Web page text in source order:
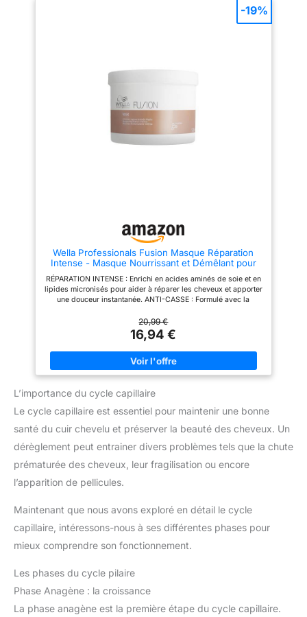
Wella Professionals Fusion Masque Réparation
Intense - Masque Nourrissant et Démêlant pour
Cheveux Secs et Abîmés - Apporte brillance et
prévient la casse, 500ml
RÉPARATION INTENSE : Enrichi en acides aminés de soie et en
lipides micronisés pour aider à réparer les cheveux et apporter
une douceur instantanée. ANTI-CASSE : Formulé avec la
la casse et les dommages mécaniques, liés aux appareils
chauffants. METAL PURIFIER: Formulé avec la technologie
Metal Purifier, il optimise la protection contre les radicaux
libres et encapsule les métaux nocifs présents dans l'eau pour
maintenir l'éclat de la couleur. ROUTINE POUR LES CHEVEUX :
Associez ce shampoing à l'après-shampoing et au masque
20,99 €
16,94 €
-19%
L’importance du cycle capillaire
Le cycle capillaire est essentiel pour maintenir une bonne
santé du cuir chevelu et préserver la beauté des cheveux. Un
dérèglement peut entrainer divers problèmes tels que la chute
prématurée des cheveux, leur fragilisation ou encore
l’apparition de pellicules.
Maintenant que nous avons exploré en détail le cycle
capillaire, intéressons-nous à ses différentes phases pour
mieux comprendre son fonctionnement.
Les phases du cycle pilaire
Phase Anagène : la croissance
La phase anagène est la première étape du cycle capillaire.